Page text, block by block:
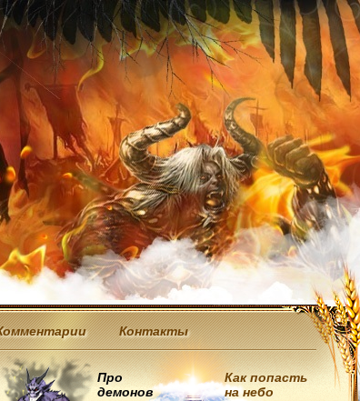
Контакты
Про
демонов
Как попасть
на небо